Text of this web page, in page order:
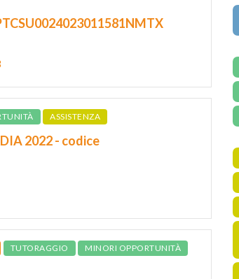
ASSISTENZA
2022 - codice
TUTORAGGIO
MINORI OPPORTUNITÀ